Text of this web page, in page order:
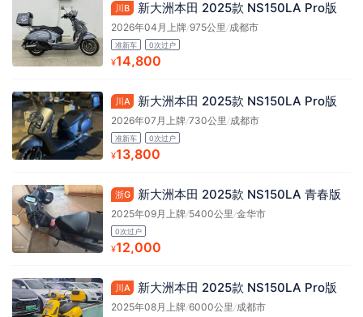
川B 新大洲本田 2025款 NS150LA Pro版
2026年04月上牌/975公里 /成都市
准新车 0次过户
¥14,800
川A 新大洲本田 2025款 NS150LA Pro版
2026年07月上牌/730公里 /成都市
准新车 0次过户
¥13,800
浙G 新大洲本田 2025款 NS150LA 青春版
2025年09月上牌/5400公里 /金华市
0次过户
¥12,000
川A 新大洲本田 2025款 NS150LA Pro版
2025年08月上牌/6000公里 /成都市